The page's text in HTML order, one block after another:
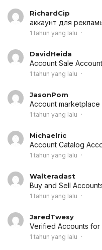
RichardCip
аккаунт для
1 tahun yang lalu
DavidHeida
Account Sale
1 tahun yang lalu
JasonPom
Account marketplace
1 tahun yang lalu
Michaelric
Account Catalog
1 tahun yang lalu
Walteradast
Buy and Sell
1 tahun yang lalu
JaredTwesy
Verified Accounts for
1 tahun yang lalu